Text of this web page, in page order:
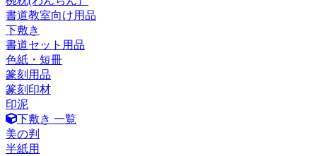
書道教室向け用品
下敷き
書道セット用品
色紙・短冊
篆刻用品
篆刻印材
印泥
下敷き 一覧
美の判
半紙用